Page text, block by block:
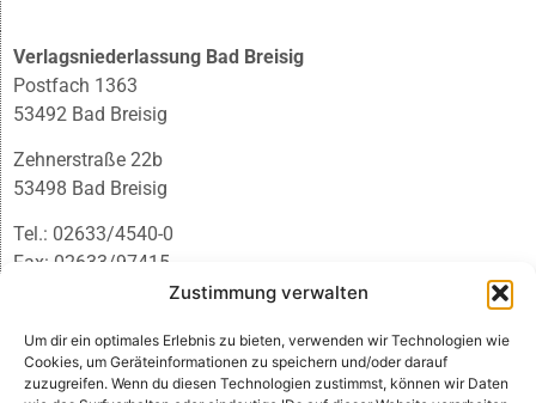
Zustimmung verwalten
Um dir ein optimales Erlebnis zu bieten, verwenden wir Technologien wie
Cookies, um Geräteinformationen zu speichern und/oder darauf
zuzugreifen. Wenn du diesen Technologien zustimmst, können wir Daten
Verlagsniederlassung Bad Breisig
Postfach 1363
53492 Bad Breisig
Zehnerstraße 22b
53498 Bad Breisig
Tel.: 02633/4540-0
Fax: 02633/97415
infobb@blmedien.de